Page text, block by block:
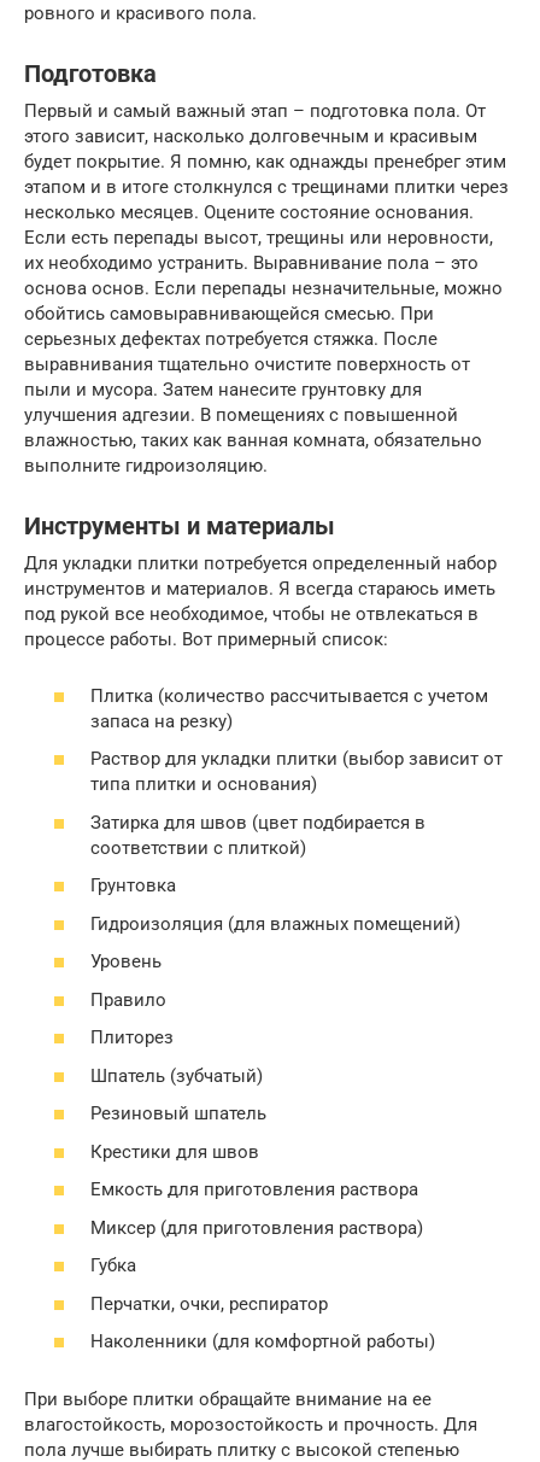
ровного и красивого пола.
Подготовка
Первый и самый важный этап – подготовка пола. От
этого зависит, насколько долговечным и красивым
будет покрытие. Я помню, как однажды пренебрег этим
этапом и в итоге столкнулся с трещинами плитки через
несколько месяцев. Оцените состояние основания.
Если есть перепады высот, трещины или неровности,
их необходимо устранить. Выравнивание пола – это
основа основ. Если перепады незначительные, можно
обойтись самовыравнивающейся смесью. При
серьезных дефектах потребуется стяжка. После
выравнивания тщательно очистите поверхность от
пыли и мусора. Затем нанесите грунтовку для
улучшения адгезии. В помещениях с повышенной
влажностью, таких как ванная комната, обязательно
выполните гидроизоляцию.
Инструменты и материалы
Для укладки плитки потребуется определенный набор
инструментов и материалов. Я всегда стараюсь иметь
под рукой все необходимое, чтобы не отвлекаться в
процессе работы. Вот примерный список:
Плитка (количество рассчитывается с учетом
запаса на резку)
Раствор для укладки плитки (выбор зависит от
типа плитки и основания)
Затирка для швов (цвет подбирается в
соответствии с плиткой)
Грунтовка
Гидроизоляция (для влажных помещений)
Уровень
Правило
Плиторез
Шпатель (зубчатый)
Резиновый шпатель
Крестики для швов
Емкость для приготовления раствора
Миксер (для приготовления раствора)
Губка
Перчатки, очки, респиратор
Наколенники (для комфортной работы)
При выборе плитки обращайте внимание на ее
влагостойкость, морозостойкость и прочность. Для
пола лучше выбирать плитку с высокой степенью